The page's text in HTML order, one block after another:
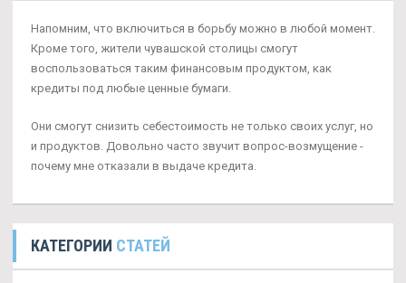
Напомним, что включиться в борьбу можно в любой момент.
Кроме того, жители чувашской столицы смогут
воспользоваться таким финансовым продуктом, как
кредиты под любые ценные бумаги.
Они смогут снизить себестоимость не только своих услуг, но
и продуктов. Довольно часто звучит вопрос-возмущение -
почему мне отказали в выдаче кредита.
КАТЕГОРИИ СТАТЕЙ